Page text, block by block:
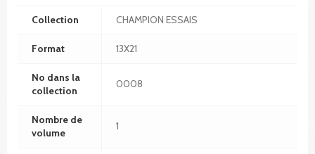
Collection CHAMPION ESSAIS
Format 13X21
No dans la
collection
0008
Nombre de
volume
1